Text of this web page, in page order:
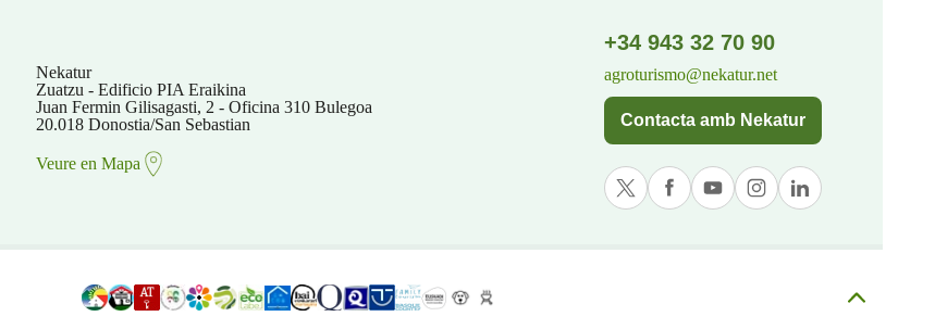
Nekatur
Zuatzu - Edificio PIA Eraikina
Juan Fermin Gilisagasti, 2 - Oficina 310 Bulegoa
20.018 Donostia/San Sebastian
Veure en Mapa
+34 943 32 70 90
agroturismo@nekatur.net
Contacta amb Nekatur